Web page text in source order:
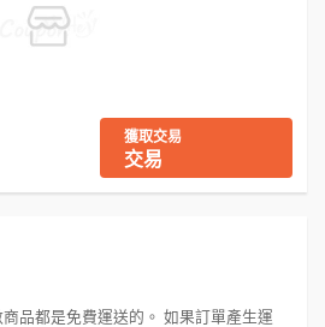
獲取交易
交易
品都是免費運送的。 如果訂單產生運